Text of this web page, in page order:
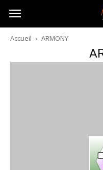
Australia-
australie.com
Accueil ARMONY